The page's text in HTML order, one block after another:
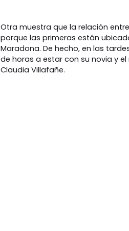
Otra muestra que la relación
porque las primeras están
Maradona. De hecho, en las
de horas a estar con su novia y
Claudia Villafañe.